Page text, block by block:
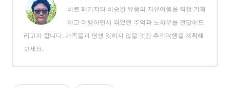
비로 패키지와 비슷한 유형의 자유여행을 직접 기획
하고 여행하면서 겪었던 추억과 노하우를 전달해드
리고자 합니다. 가족들과 평생 잊히지 않을 멋진 추억여행을 계획해
보세요.